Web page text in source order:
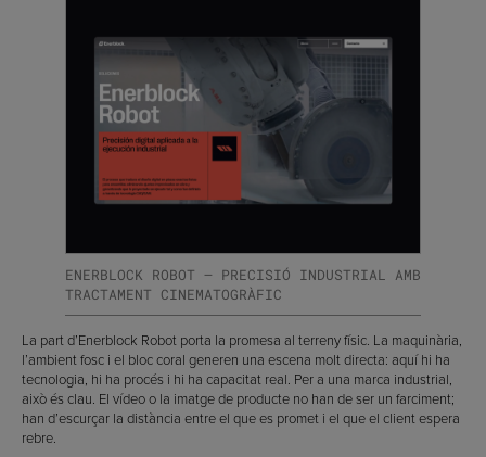
ENERBLOCK ROBOT — PRECISIÓ INDUSTRIAL AMB
TRACTAMENT CINEMATOGRÀFIC
La part d’Enerblock Robot porta la promesa al terreny físic. La maquinària,
l’ambient fosc i el bloc coral generen una escena molt directa: aquí hi ha
tecnologia, hi ha procés i hi ha capacitat real. Per a una marca industrial,
això és clau. El vídeo o la imatge de producte no han de ser un farciment;
han d’escurçar la distància entre el que es promet i el que el client espera
rebre.